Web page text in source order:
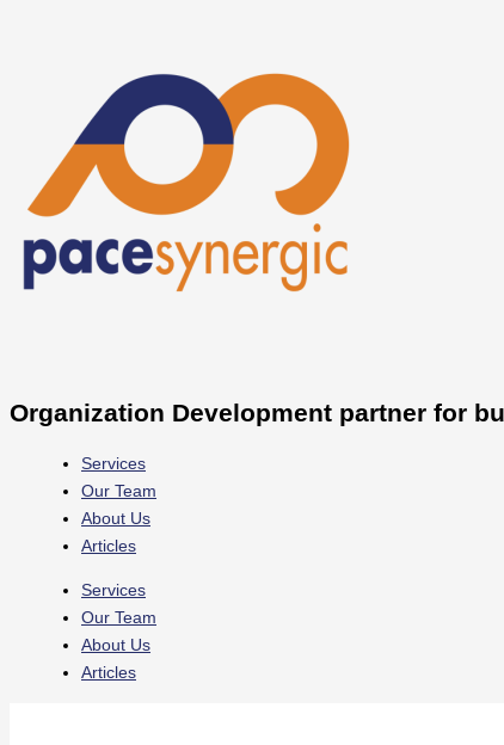
Organization Development partner for
Services
Our Team
About Us
Articles
Services
Our Team
About Us
Articles